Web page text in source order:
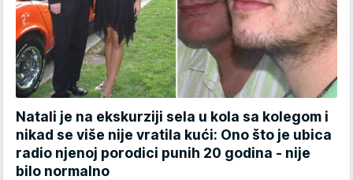
Natali je na ekskurziji sela u kola sa kolegom i
nikad se više nije vratila kući: Ono što je ubica
radio njenoj porodici punih 20 godina - nije
bilo normalno